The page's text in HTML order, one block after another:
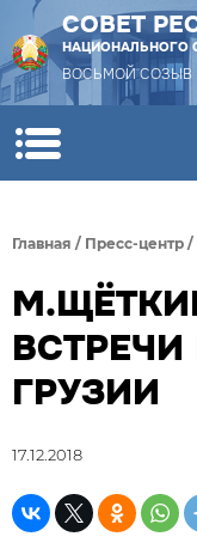
СОВЕТ
НАЦИОНАЛЬНОГО
ВОСЬМОЙ СОЗЫВ
Главная / Пресс-центр /
ГРУЗИИ
17.12.2018